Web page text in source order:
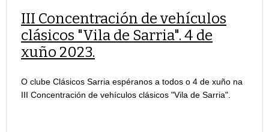
III Concentración de vehículos
clásicos "Vila de Sarria". 4 de
xuño 2023.
O clube Clásicos Sarria espéranos a todos o 4 de xuño na
III Concentración de vehículos clásicos "Vila de Sarria".